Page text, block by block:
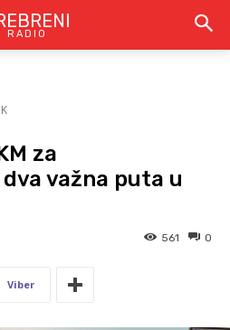
RADIO
za
važna puta u
0
561
Viber